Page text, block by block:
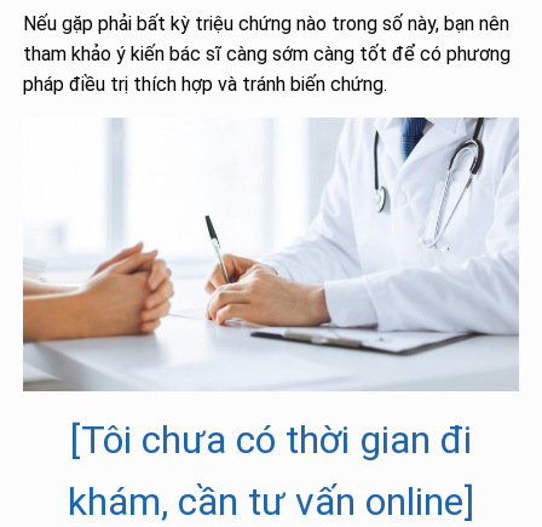
Nếu gặp phải bất kỳ triệu chứng nào trong số này, bạn nên
tham khảo ý kiến bác sĩ càng sớm càng tốt để có phương
pháp điều trị thích hợp và tránh biến chứng.
[Tôi chưa có thời gian đi
khám, cần tư vấn online]